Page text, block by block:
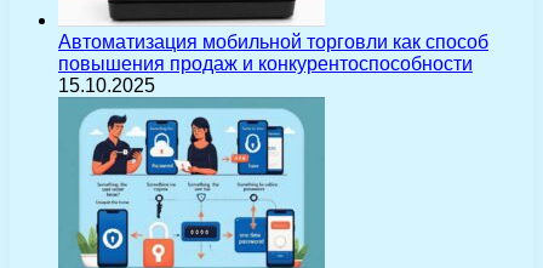
Автоматизация мобильной торговли как способ
повышения продаж и конкурентоспособности
15.10.2025